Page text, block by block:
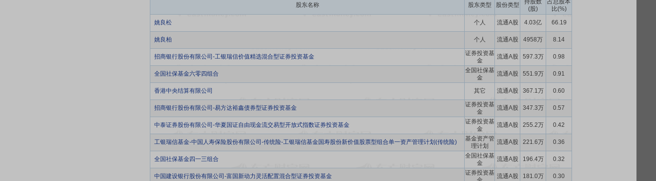
股东名称 股东类型 股份类型
持股数
(股)
占总股本
比(%)
姚良松
个人 流通A股 4.03亿 66.19
姚良柏 个人 流通A股 4958万 8.14
招商银行股份有限公司-工银瑞信价值精选混合型证券投资基金
证券投资基
金
流通A股 597.3万 0.98
全国社保基金六零四组合
全国社保基
金
流通A股 551.9万 0.91
香港中央结算有限公司 其它 流通A股 367.1万 0.60
招商银行股份有限公司-易方达裕鑫债券型证券投资基金
证券投资基
金
流通A股 347.3万 0.57
中泰证券股份有限公司-华夏国证自由现金流交易型开放式指数证券投资基金
证券投资基
金
流通A股 255.2万 0.42
工银瑞信基金-中国人寿保险股份有限公司-传统险-工银瑞信基金国寿股份新价值股票型组合单一资产管理计划(传统险)
基金资产管
理计划
流通A股 221.6万 0.36
全国社保基金四一三组合
全国社保基
金
流通A股 196.4万 0.32
中国建设银行股份有限公司-富国新动力灵活配置混合型证券投资基金
证券投资基 流通A股 181.0万 0.30